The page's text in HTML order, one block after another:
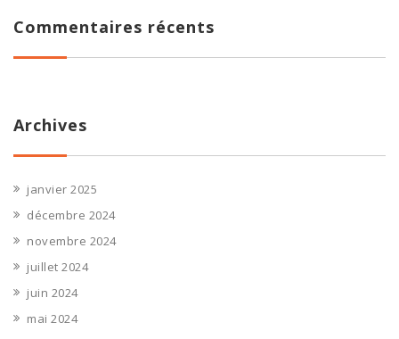
Commentaires récents
Archives
janvier 2025
décembre 2024
novembre 2024
juillet 2024
juin 2024
mai 2024